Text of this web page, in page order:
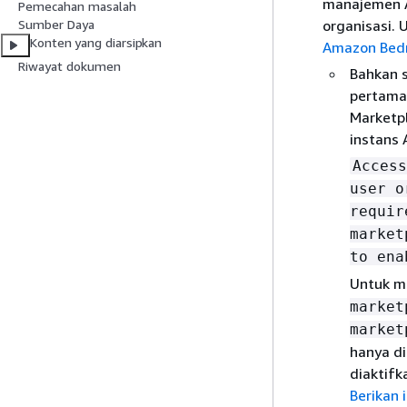
Pemecahan masalah
Sumber Daya
Konten yang diarsipkan
Riwayat dokumen
manajemen
organisasi.
Amazon
Bahkan
instans
user
to
Untuk
hanya
Berikan